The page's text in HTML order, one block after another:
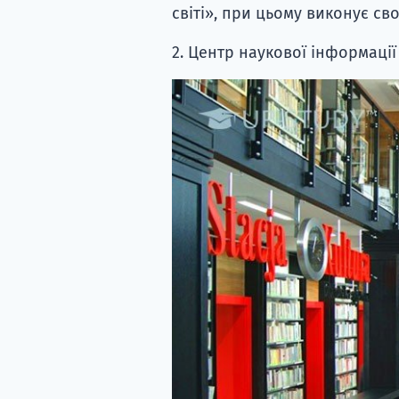
світі», при цьому виконує
2. Центр наукової інформації